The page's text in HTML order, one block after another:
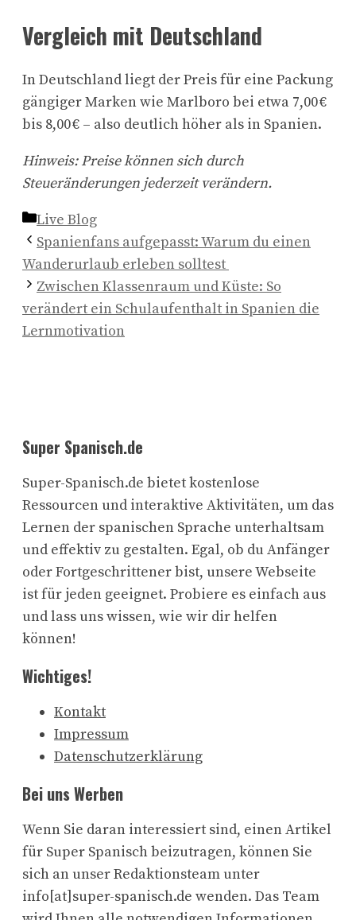
Vergleich mit Deutschland
In Deutschland liegt der Preis für eine Packung
gängiger Marken wie Marlboro bei etwa 7,00 €
bis 8,00 € – also deutlich höher als in Spanien.
Hinweis: Preise können sich durch
Steueränderungen jederzeit verändern.
Kategorien
Live Blog
Spanienfans aufgepasst: Warum du einen
Wanderurlaub erleben solltest
Zwischen Klassenraum und Küste: So
verändert ein Schulaufenthalt in Spanien die
Lernmotivation
Super Spanisch.de
Super-Spanisch.de bietet kostenlose
Ressourcen und interaktive Aktivitäten, um das
Lernen der spanischen Sprache unterhaltsam
und effektiv zu gestalten. Egal, ob du Anfänger
oder Fortgeschrittener bist, unsere Webseite
ist für jeden geeignet. Probiere es einfach aus
und lass uns wissen, wie wir dir helfen
können!
Wichtiges!
Kontakt
Impressum
Datenschutzerklärung
Bei uns Werben
Wenn Sie daran interessiert sind, einen Artikel
für Super Spanisch beizutragen, können Sie
sich an unser Redaktionsteam unter
info[at]super-spanisch.de wenden. Das Team